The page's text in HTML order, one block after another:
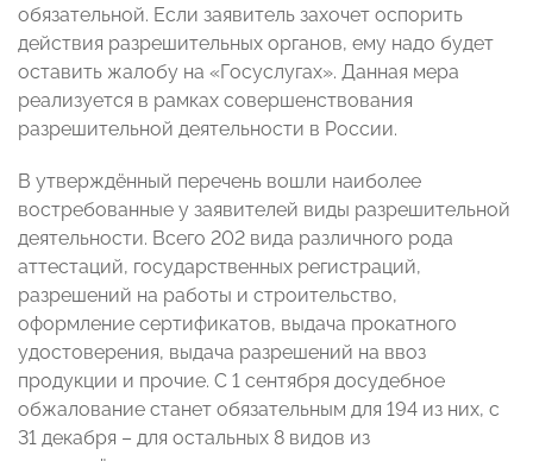
обязательной. Если заявитель захочет оспорить
действия разрешительных органов, ему надо будет
оставить жалобу на «Госуслугах». Данная мера
реализуется в рамках совершенствования
разрешительной деятельности в России.
В утверждённый перечень вошли наиболее
востребованные у заявителей виды разрешительной
деятельности. Всего 202 вида различного рода
аттестаций, государственных регистраций,
разрешений на работы и строительство,
оформление сертификатов, выдача прокатного
удостоверения, выдача разрешений на ввоз
продукции и прочие. С 1 сентября досудебное
обжалование станет обязательным для 194 из них, с
31 декабря – для остальных 8 видов из